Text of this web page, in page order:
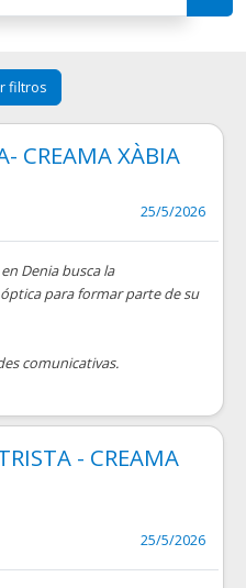
filtros
CREAMA XÀBIA
25/5/2026
Denia busca la
para formar parte de su
comunicativas.
- CREAMA
25/5/2026